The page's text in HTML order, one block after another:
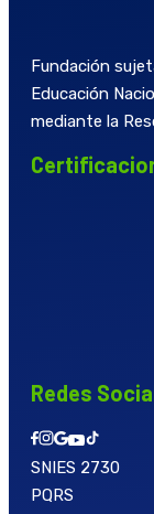
Fundación
Educación
mediante la
Redes
SNIES 2730
PQRS